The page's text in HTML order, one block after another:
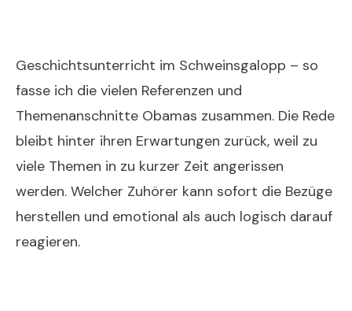
Geschichtsunterricht im Schweinsgalopp – so
fasse ich die vielen Referenzen und
Themenanschnitte Obamas zusammen. Die Rede
bleibt hinter ihren Erwartungen zurück, weil zu
viele Themen in zu kurzer Zeit angerissen
werden. Welcher Zuhörer kann sofort die Bezüge
herstellen und emotional als auch logisch darauf
reagieren.